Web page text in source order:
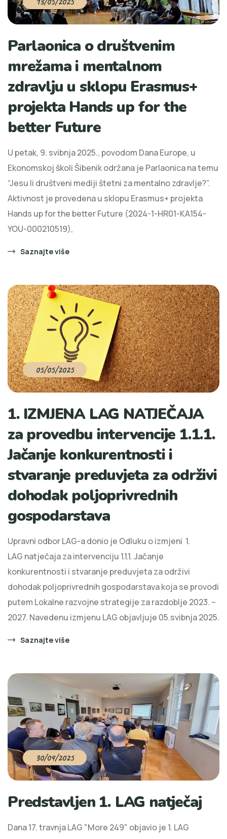
Parlaonica o društvenim
mrežama i mentalnom
zdravlju u sklopu Erasmus+
projekta Hands up for the
better Future
U petak, 9. svibnja 2025., povodom Dana Europe, u
Ekonomskoj školi Šibenik održana je Parlaonica na temu
“Jesu li društveni mediji štetni za mentalno zdravlje?”.
Aktivnost je provedena u sklopu Erasmus+ projekta
Hands up for the better Future (2024-1-HR01-KA154-
YOU-000210519),
Saznajte više
05/05/2025
1. IZMJENA LAG NATJEČAJA
za provedbu intervencije 1.1.1.
Jačanje konkurentnosti i
stvaranje preduvjeta za održivi
dohodak poljoprivrednih
gospodarstava
Upravni odbor LAG-a donio je Odluku o izmjeni 1.
LAG natječaja za intervenciju 1.1.1. Jačanje
konkurentnosti i stvaranje preduvjeta za održivi
dohodak poljoprivrednih gospodarstava koja se provodi
putem Lokalne razvojne strategije za razdoblje 2023. –
2027. Navedenu izmjenu LAG objavljuje 05.svibnja 2025.
Saznajte više
30/04/2025
Predstavljen 1. LAG natječaj
Dana 17. travnja LAG "More 249" objavio je 1. LAG